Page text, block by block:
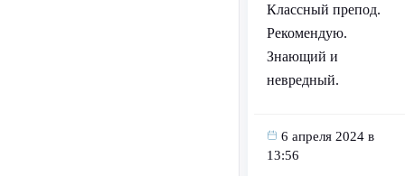
Классный препод.
Рекомендую.
Знающий и
невредный.
6 апреля 2024 в
13:56